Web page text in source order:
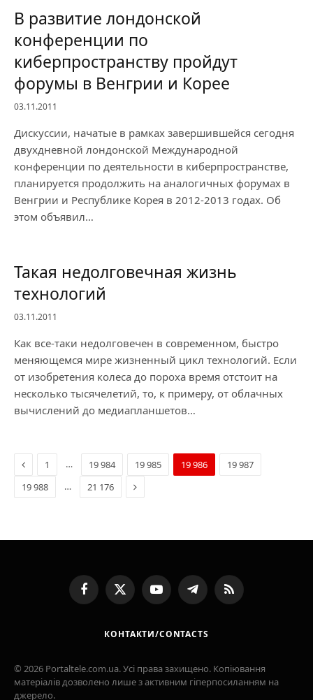
В развитие лондонской
конференции по
киберпространству пройдут
форумы в Венгрии и Корее
03.11.2011
Дискуссии, начатые в рамках завершившейся сегодня
двухдневной лондонской Международной
конференции по деятельности в киберпространстве,
планируется продолжить на аналогичных форумах в
Венгрии и Республике Корея в 2012-2013 годах. Об
этом объявил…
Такая недолговечная жизнь
технологий
03.11.2011
Как все-таки недолговечен в современном, быстро
меняющемся мире жизненный цикл технологий. Если
от изобретения колеса до пороха время отстоит на
несколько тысячелетий, то, к примеру, от облачных
вычислений до медиапланшетов…
Previous
1 … 19 984 19 985 19 986
19 987
19 988
… 21 176 Next
FacebookX
(Twitter)
YouTube TelegramRSS
КОНТАКТИ/CONTACTS
© 2026 Portaltele.com.ua. Усі права захищено. Копіювання
матеріалів дозволено лише з активним гіперпосиланням на
джерело.